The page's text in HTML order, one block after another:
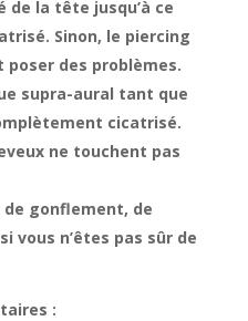
de la tête jusqu’à ce
Sinon, le piercing
des problèmes.
supra-aural tant que
cicatrisé.
ne touchent pas
de gonflement, de
vous n’êtes pas sûr de
: